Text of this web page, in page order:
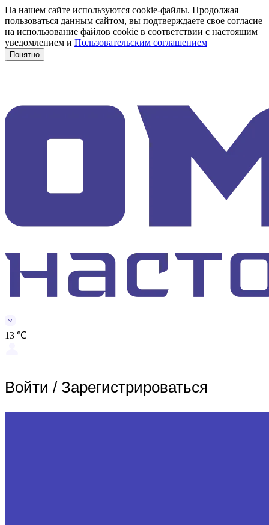
На нашем сайте используются cookie-файлы. Продолжая
пользоваться данным сайтом, вы подтверждаете свое согласие
на использование файлов cookie в соответствии с настоящим
уведомлением и Пользовательским соглашением
Понятно
13 ℃
Войти / Зарегистрироваться